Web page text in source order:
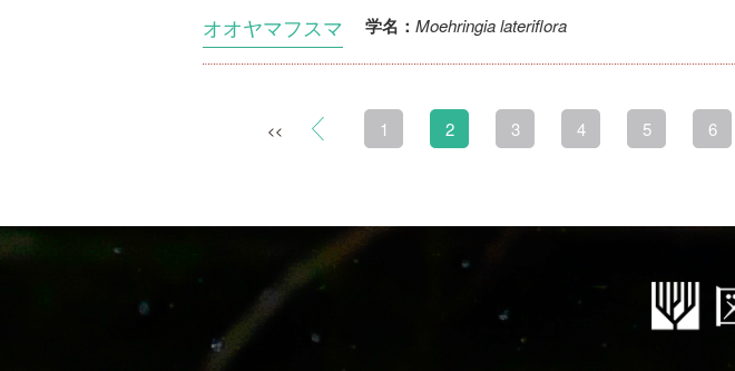
オオヤマフスマ 学名： Moehringia lateriflora
<< 1 2 3 4 5 6